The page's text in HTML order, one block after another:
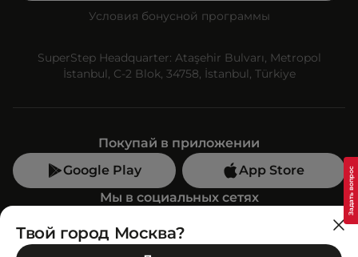
Условия бонусной программы
SuperStep Headquarter: Ataşehir Bulvarı, Metropol
İstanbul, C-2 Blok, 34758, İstanbul, Türkiye
Покупай в приложении
Google Play
App Store
Мы в социальных сетях
Позвони нам
Твой город Москва?